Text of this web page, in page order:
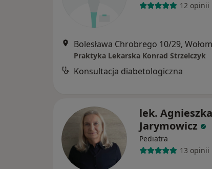
12 opinii
Bolesława Chrobrego 10/29,
Praktyka Lekarska Konrad Strzelczyk
Konsultacja diabetologiczna
lek. Agnieszka
Jarymowicz
Pediatra
13 opinii